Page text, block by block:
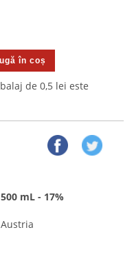
de 0,5 lei este
mL - 17%